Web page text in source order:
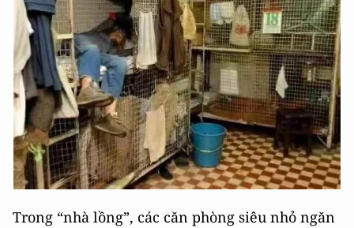
Trong “nhà lồng”, các căn phòng siêu nhỏ ngăn